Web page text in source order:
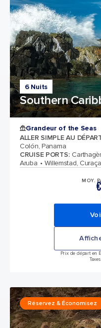
6 Nuits
Southern
Grandeur of the Seas
ALLER SIMPLE AU
Colón, Panama
CRUISE PORTS:
Aruba
Willemstad,
MOY.€
Prix de départ en
Réservez & Économisez